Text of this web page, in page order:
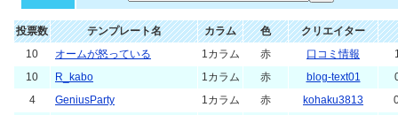
投票数 テンプレート名 カラム 色
クリエイター
10
オームが怒っている 1カラム 赤 口コミ情報
10
R_kabo 1カラム 赤 blog-text01
4
GeniusParty 1カラム 赤 kohaku3813